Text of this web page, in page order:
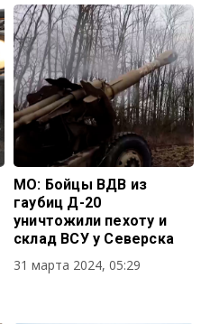
МО: Бойцы ВДВ из
гаубиц Д-20
уничтожили пехоту и
склад ВСУ у Северска
31 марта 2024, 05:29